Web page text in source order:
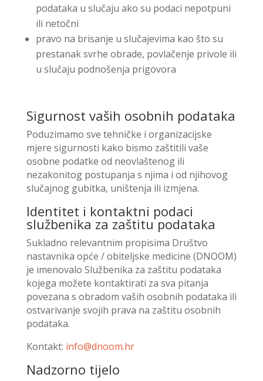
podataka u slučaju ako su podaci nepotpuni
ili netočni
pravo na brisanje u slučajevima kao što su
prestanak svrhe obrade, povlačenje privole ili
u slučaju podnošenja prigovora
Sigurnost vaših osobnih podataka
Poduzimamo sve tehničke i organizacijske
mjere sigurnosti kako bismo zaštitili vaše
osobne podatke od neovlaštenog ili
nezakonitog postupanja s njima i od njihovog
slučajnog gubitka, uništenja ili izmjena.
Identitet i kontaktni podaci
službenika za zaštitu podataka
Sukladno relevantnim propisima Društvo
nastavnika opće / obiteljske medicine (DNOOM)
je imenovalo Službenika za zaštitu podataka
kojega možete kontaktirati za sva pitanja
povezana s obradom vaših osobnih podataka ili
ostvarivanje svojih prava na zaštitu osobnih
podataka.
Kontakt: info@dnoom.hr
Nadzorno tijelo